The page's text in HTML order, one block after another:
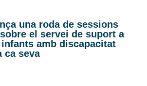
una roda de sessions
el servei de suport a
amb discapacitat
ca seva